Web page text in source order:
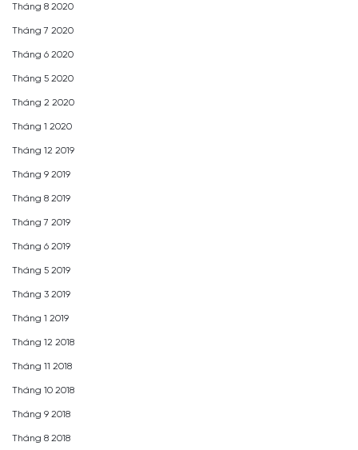
Tháng 8 2020
Tháng 7 2020
Tháng 6 2020
Tháng 5 2020
Tháng 2 2020
Tháng 1 2020
Tháng 12 2019
Tháng 9 2019
Tháng 8 2019
Tháng 7 2019
Tháng 6 2019
Tháng 5 2019
Tháng 3 2019
Tháng 1 2019
Tháng 12 2018
Tháng 11 2018
Tháng 10 2018
Tháng 9 2018
Tháng 8 2018